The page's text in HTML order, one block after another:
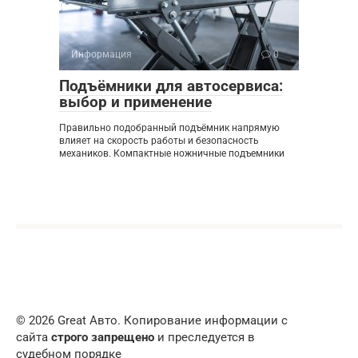
Информация 0
Подъёмники для автосервиса:
выбор и применение
Правильно подобранный подъёмник напрямую
влияет на скорость работы и безопасность
механиков. Компактные ножничные подъемники
© 2026 Great Авто. Копирование информации с
сайта строго запрещено и преследуется в
судебном порядке